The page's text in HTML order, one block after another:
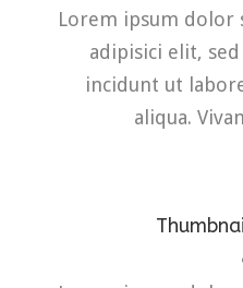
Lorem ipsum dolor
adipisici elit,
incidunt ut
aliqua.